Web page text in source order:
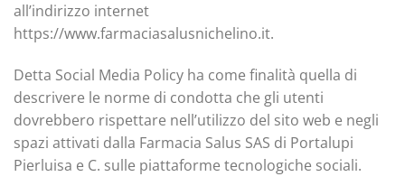
all’indirizzo internet
https://www.farmaciasalusnichelino.it.
Detta Social Media Policy ha come finalità quella di
descrivere le norme di condotta che gli utenti
dovrebbero rispettare nell’utilizzo del sito web e negli
spazi attivati dalla Farmacia Salus SAS di Portalupi
Pierluisa e C. sulle piattaforme tecnologiche sociali.